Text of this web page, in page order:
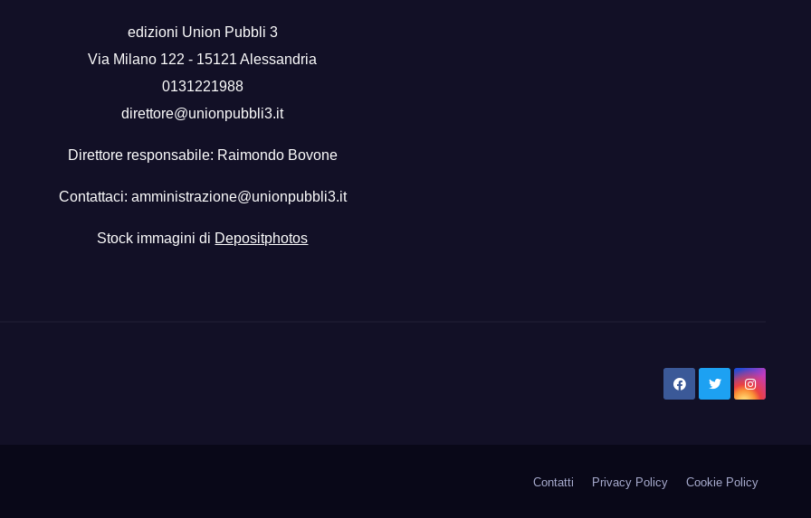
edizioni Union Pubbli 3
Via Milano 122 - 15121 Alessandria
0131221988
direttore@unionpubbli3.it
Direttore responsabile: Raimondo Bovone
Contattaci: amministrazione@unionpubbli3.it
Stock immagini di Depositphotos
Contatti Privacy Policy Cookie Policy